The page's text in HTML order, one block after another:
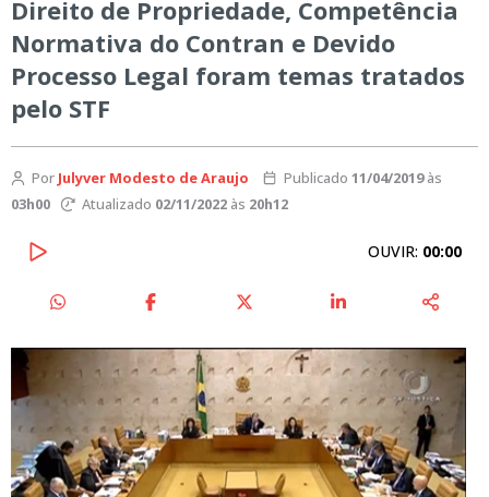
Direito de Propriedade, Competência
Normativa do Contran e Devido
Processo Legal foram temas tratados
pelo STF
Por Julyver Modesto de Araujo Publicado 11/04/2019às
03h00
Atualizado 02/11/2022às 20h12
OUVIR: 00:00